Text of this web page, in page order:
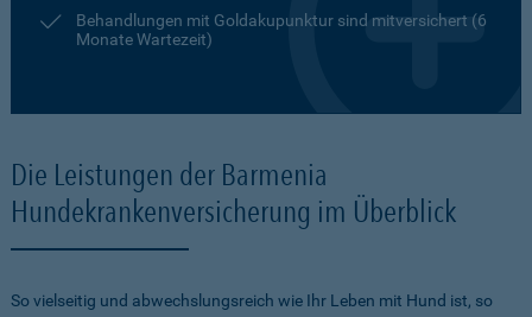
Behandlungen mit Goldakupunktur sind mitversichert (6
Monate Wartezeit)
Die Leistungen der Barmenia
Hundekrankenversicherung im Überblick
So vielseitig und abwechslungsreich wie Ihr Leben mit Hund ist, so